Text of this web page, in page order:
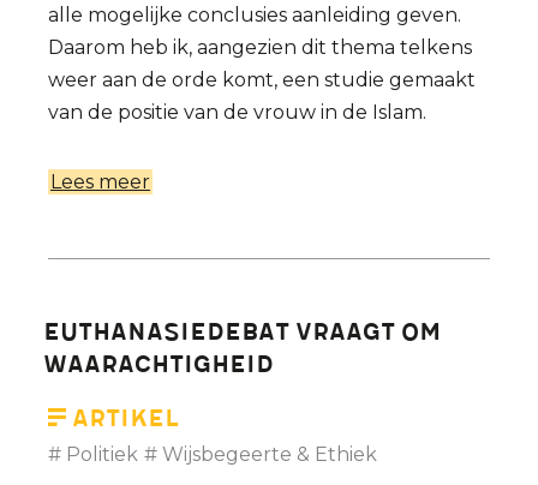
alle mogelijke conclusies aanleiding geven.
Daarom heb ik, aangezien dit thema telkens
weer aan de orde komt, een studie gemaakt
van de positie van de vrouw in de Islam.
Lees meer
islam
Euthanasiedebat vraagt om
waarachtigheid
Artikel
Politiek Wijsbegeerte & Ethiek